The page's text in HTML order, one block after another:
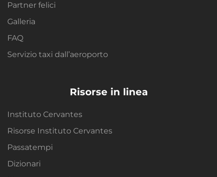
Partner felici
Galleria
FAQ
Servizio taxi dall’aeroporto
Risorse in linea
Instituto Cervantes
Risorse Instituto Cervantes
Passatempi
Dizionari